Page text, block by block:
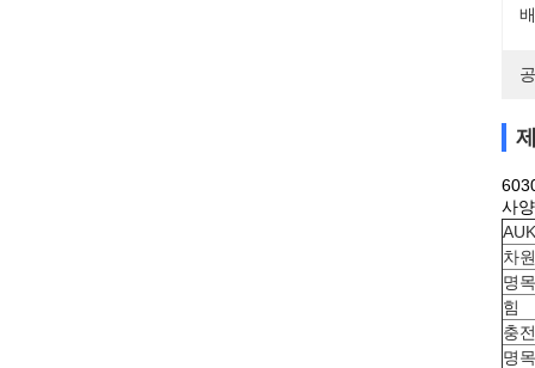
사양
차원
명
힘
충
명